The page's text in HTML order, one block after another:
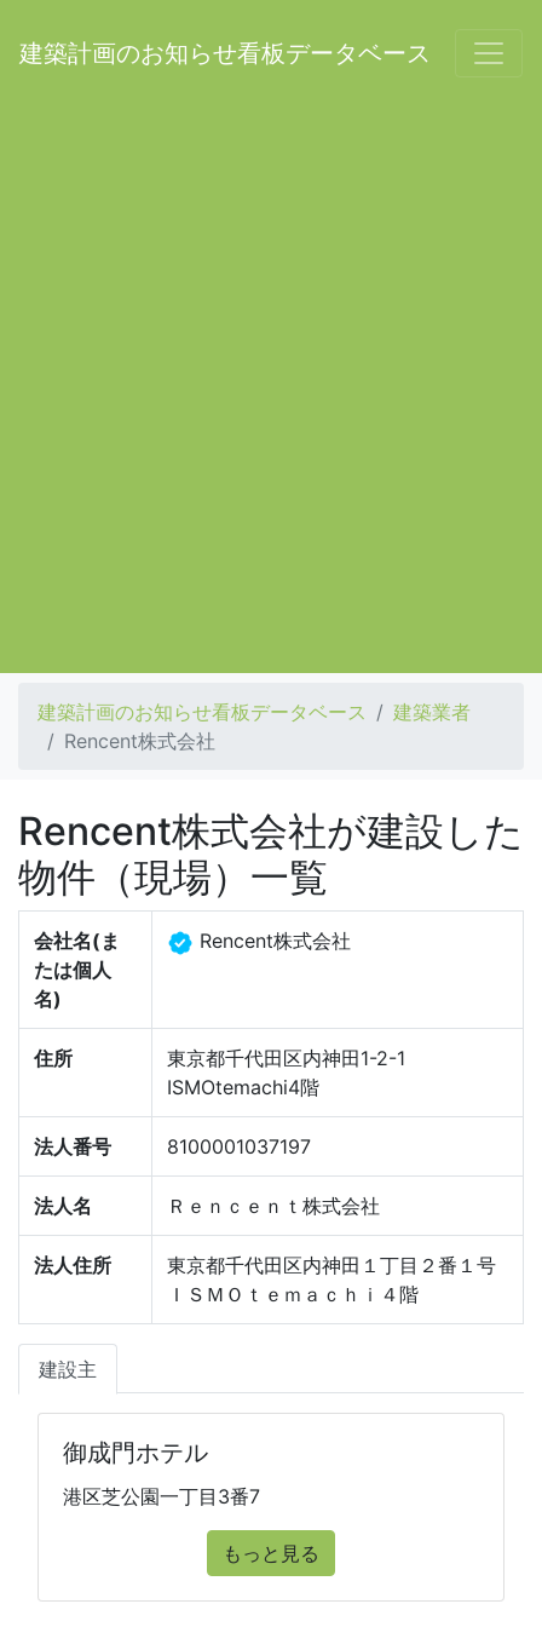
建築計画のお知らせ看板データベース
建築計画のお知らせ看板データベース
建築業者
Rencent株式会社
Rencent株式会社が建設した
物件（現場）一覧
会社名(ま
たは個人
名)
Rencent株式会社
住所
東京都千代田区内神田1-2-1
ISMOtemachi4階
法人番号 8100001037197
法人名 Ｒｅｎｃｅｎｔ株式会社
法人住所
東京都千代田区内神田１丁目２番１号
ＩＳＭＯｔｅｍａｃｈｉ４階
建設主
御成門ホテル
港区芝公園一丁目3番7
もっと見る